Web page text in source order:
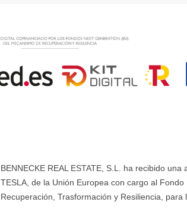
BENNECKE REAL ESTATE, S.L. ha recibido
TESLA, de la Unión Europea con cargo al
Recuperación, Trasformación y Resiliencia,